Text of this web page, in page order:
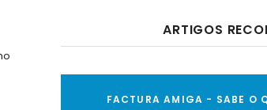
ARTIGOS
FACTURA AMIGA - SABE O